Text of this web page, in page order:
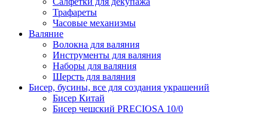
Трафареты
Часовые механизмы
Валяние
Волокна для валяния
Инструменты для валяния
Наборы для валяния
Шерсть для валяния
Бисер, бусины, все для создания украшений
Бисер Китай
Бисер чешский PRECIOSA 10/0